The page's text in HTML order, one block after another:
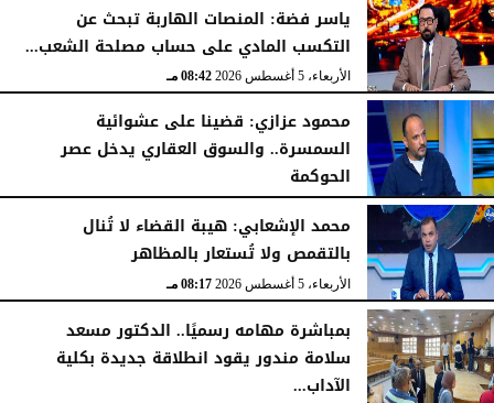
ياسر فضة: المنصات الهاربة تبحث عن
التكسب المادي على حساب مصلحة الشعب...
الأربعاء، 5 أغسطس 2026 08:42 مـ
محمود عزازي: قضينا على عشوائية
السمسرة.. والسوق العقاري يدخل عصر
الحوكمة
الأربعاء، 5 أغسطس 2026
محمد الإشعابي: هيبة القضاء لا تُنال
بالتقمص ولا تُستعار بالمظاهر
الأربعاء، 5 أغسطس 2026 08:17 مـ
بمباشرة مهامه رسميًا.. الدكتور مسعد
سلامة مندور يقود انطلاقة جديدة بكلية
الآداب...